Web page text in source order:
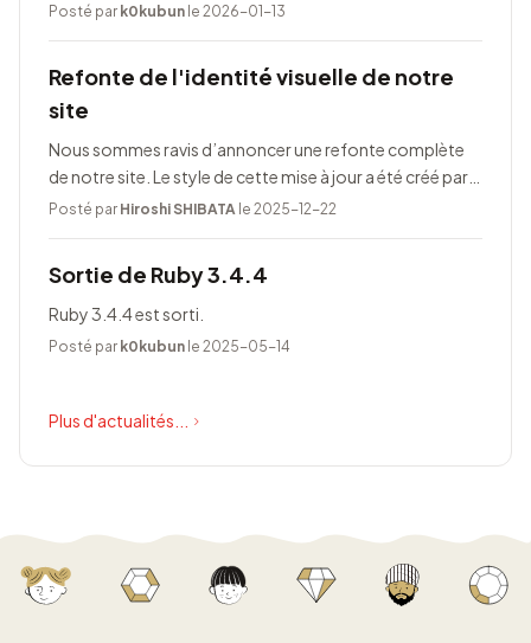
Posté par k0kubun le 2026-01-13
Refonte de l'identité visuelle de notre
site
Nous sommes ravis d’annoncer une refonte complète
de notre site. Le style de cette mise à jour a été créé par
Taeko Akatsuka.
Posté par Hiroshi SHIBATA le 2025-12-22
Sortie de Ruby 3.4.4
Ruby 3.4.4 est sorti.
Posté par k0kubun le 2025-05-14
Plus d'actualités...